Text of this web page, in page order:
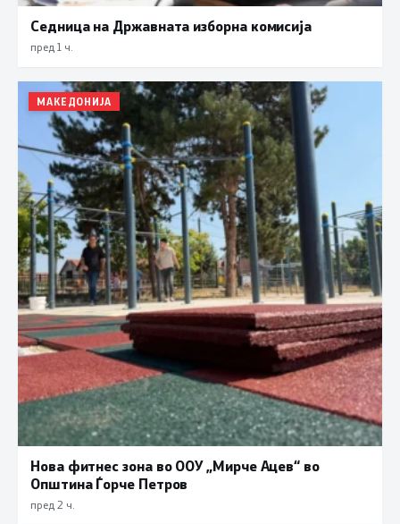
Седница на Државната изборна комисија
пред 1 ч.
МАКЕДОНИЈА
Нова фитнес зона во ООУ „Мирче Ацев“ во
Општина Ѓорче Петров
пред 2 ч.